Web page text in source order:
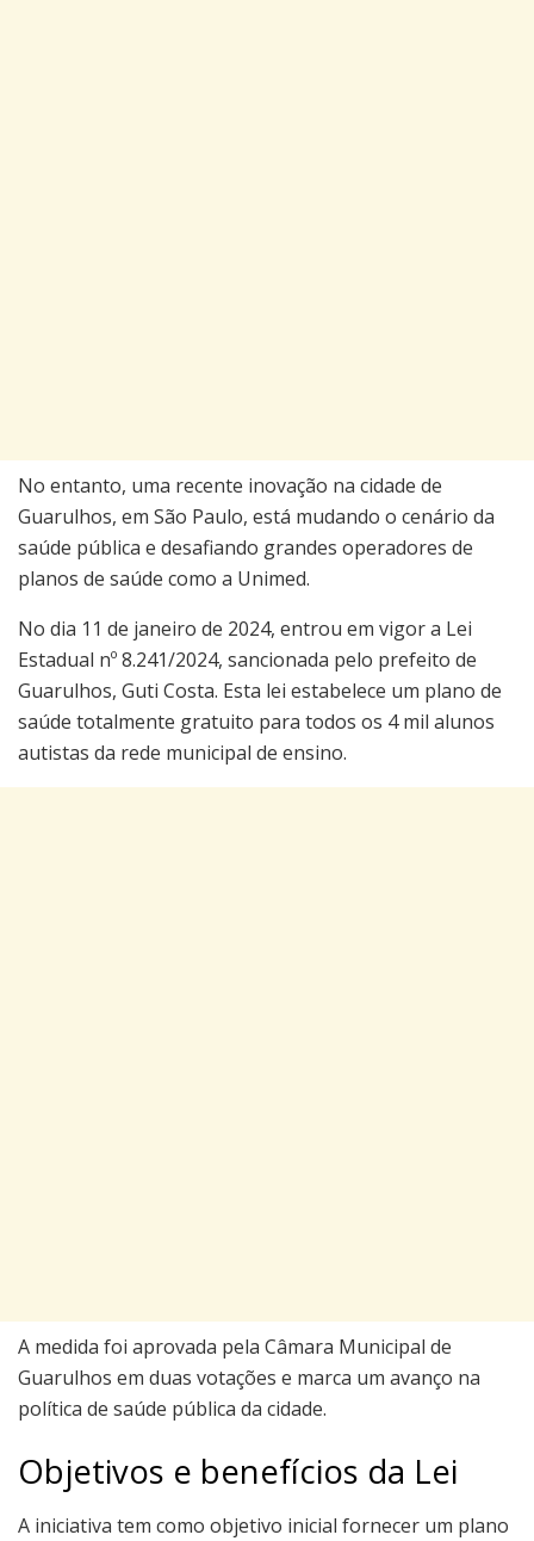
No entanto, uma recente inovação na cidade de
Guarulhos, em São Paulo, está mudando o cenário da
saúde pública e desafiando grandes operadores de
planos de saúde como a Unimed.
No dia 11 de janeiro de 2024, entrou em vigor a Lei
Estadual nº 8.241/2024, sancionada pelo prefeito de
Guarulhos, Guti Costa. Esta lei estabelece um plano de
saúde totalmente gratuito para todos os 4 mil alunos
autistas da rede municipal de ensino.
A medida foi aprovada pela Câmara Municipal de
Guarulhos em duas votações e marca um avanço na
política de saúde pública da cidade.
Objetivos e benefícios da Lei
A iniciativa tem como objetivo inicial fornecer um plano